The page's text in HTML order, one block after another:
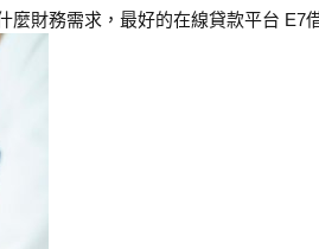
財務需求，最好的在線貸款平台